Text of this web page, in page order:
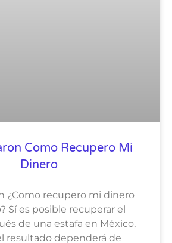
Como Recupero Mi
Dinero
¿Como recupero mi dinero
Sí es posible recuperar el
de una estafa en México,
resultado dependerá de